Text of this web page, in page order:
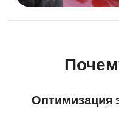
Оптимизация